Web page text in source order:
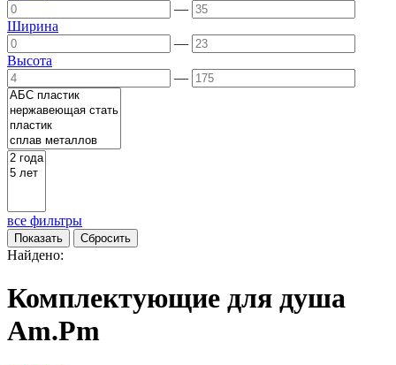
—
Ширина
—
Высота
—
все фильтры
Найдено:
Комплектующие для душа
Am.Pm